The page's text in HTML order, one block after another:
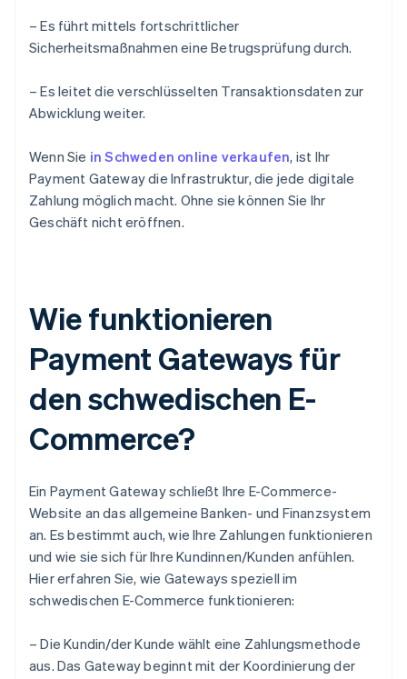
– Es führt mittels fortschrittlicher
Sicherheitsmaßnahmen eine Betrugsprüfung durch.
– Es leitet die verschlüsselten Transaktionsdaten zur
Abwicklung weiter.
Wenn Sie in Schweden online verkaufen, ist Ihr
Payment Gateway die Infrastruktur, die jede digitale
Zahlung möglich macht. Ohne sie können Sie Ihr
Geschäft nicht eröffnen.
Wie funktionieren
Payment Gateways für
den schwedischen E-
Commerce?
Ein Payment Gateway schließt Ihre E-Commerce-
Website an das allgemeine Banken- und Finanzsystem
an. Es bestimmt auch, wie Ihre Zahlungen funktionieren
und wie sie sich für Ihre Kundinnen/Kunden anfühlen.
Hier erfahren Sie, wie Gateways speziell im
schwedischen E-Commerce funktionieren:
– Die Kundin/der Kunde wählt eine Zahlungsmethode
aus. Das Gateway beginnt mit der Koordinierung der